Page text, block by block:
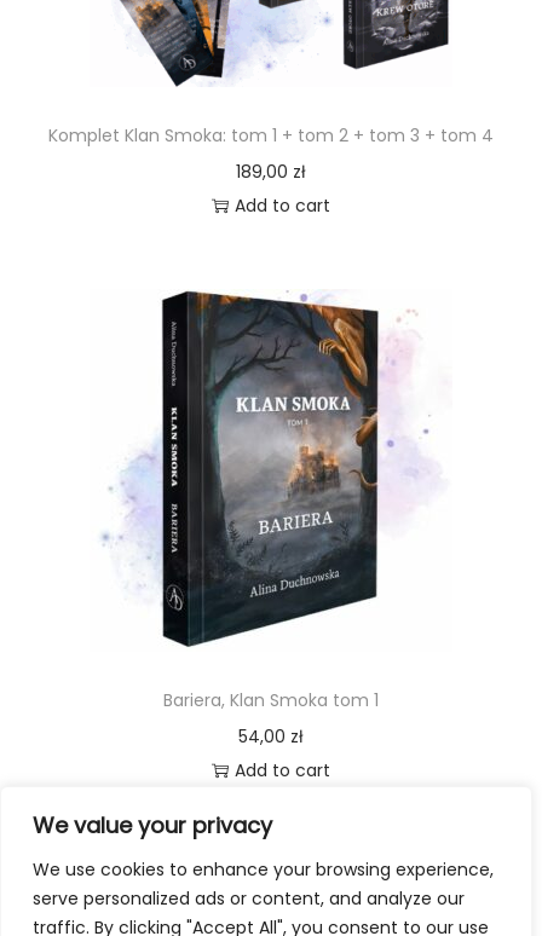
We value your privacy
We use cookies to enhance your browsing experience,
serve personalized ads or content, and analyze our
traffic. By clicking "Accept All", you consent to our use
Komplet Klan Smoka: tom 1 + tom 2 + tom 3 + tom 4
189,00 zł
Add to cart
Bariera, Klan Smoka tom 1
54,00 zł
Add to cart